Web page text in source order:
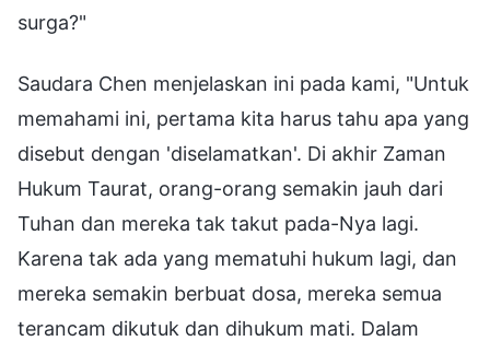
surga?"
Saudara Chen menjelaskan ini pada kami, "Untuk
memahami ini, pertama kita harus tahu apa yang
disebut dengan 'diselamatkan'. Di akhir Zaman
Hukum Taurat, orang-orang semakin jauh dari
Tuhan dan mereka tak takut pada-Nya lagi.
Karena tak ada yang mematuhi hukum lagi, dan
mereka semakin berbuat dosa, mereka semua
terancam dikutuk dan dihukum mati. Dalam